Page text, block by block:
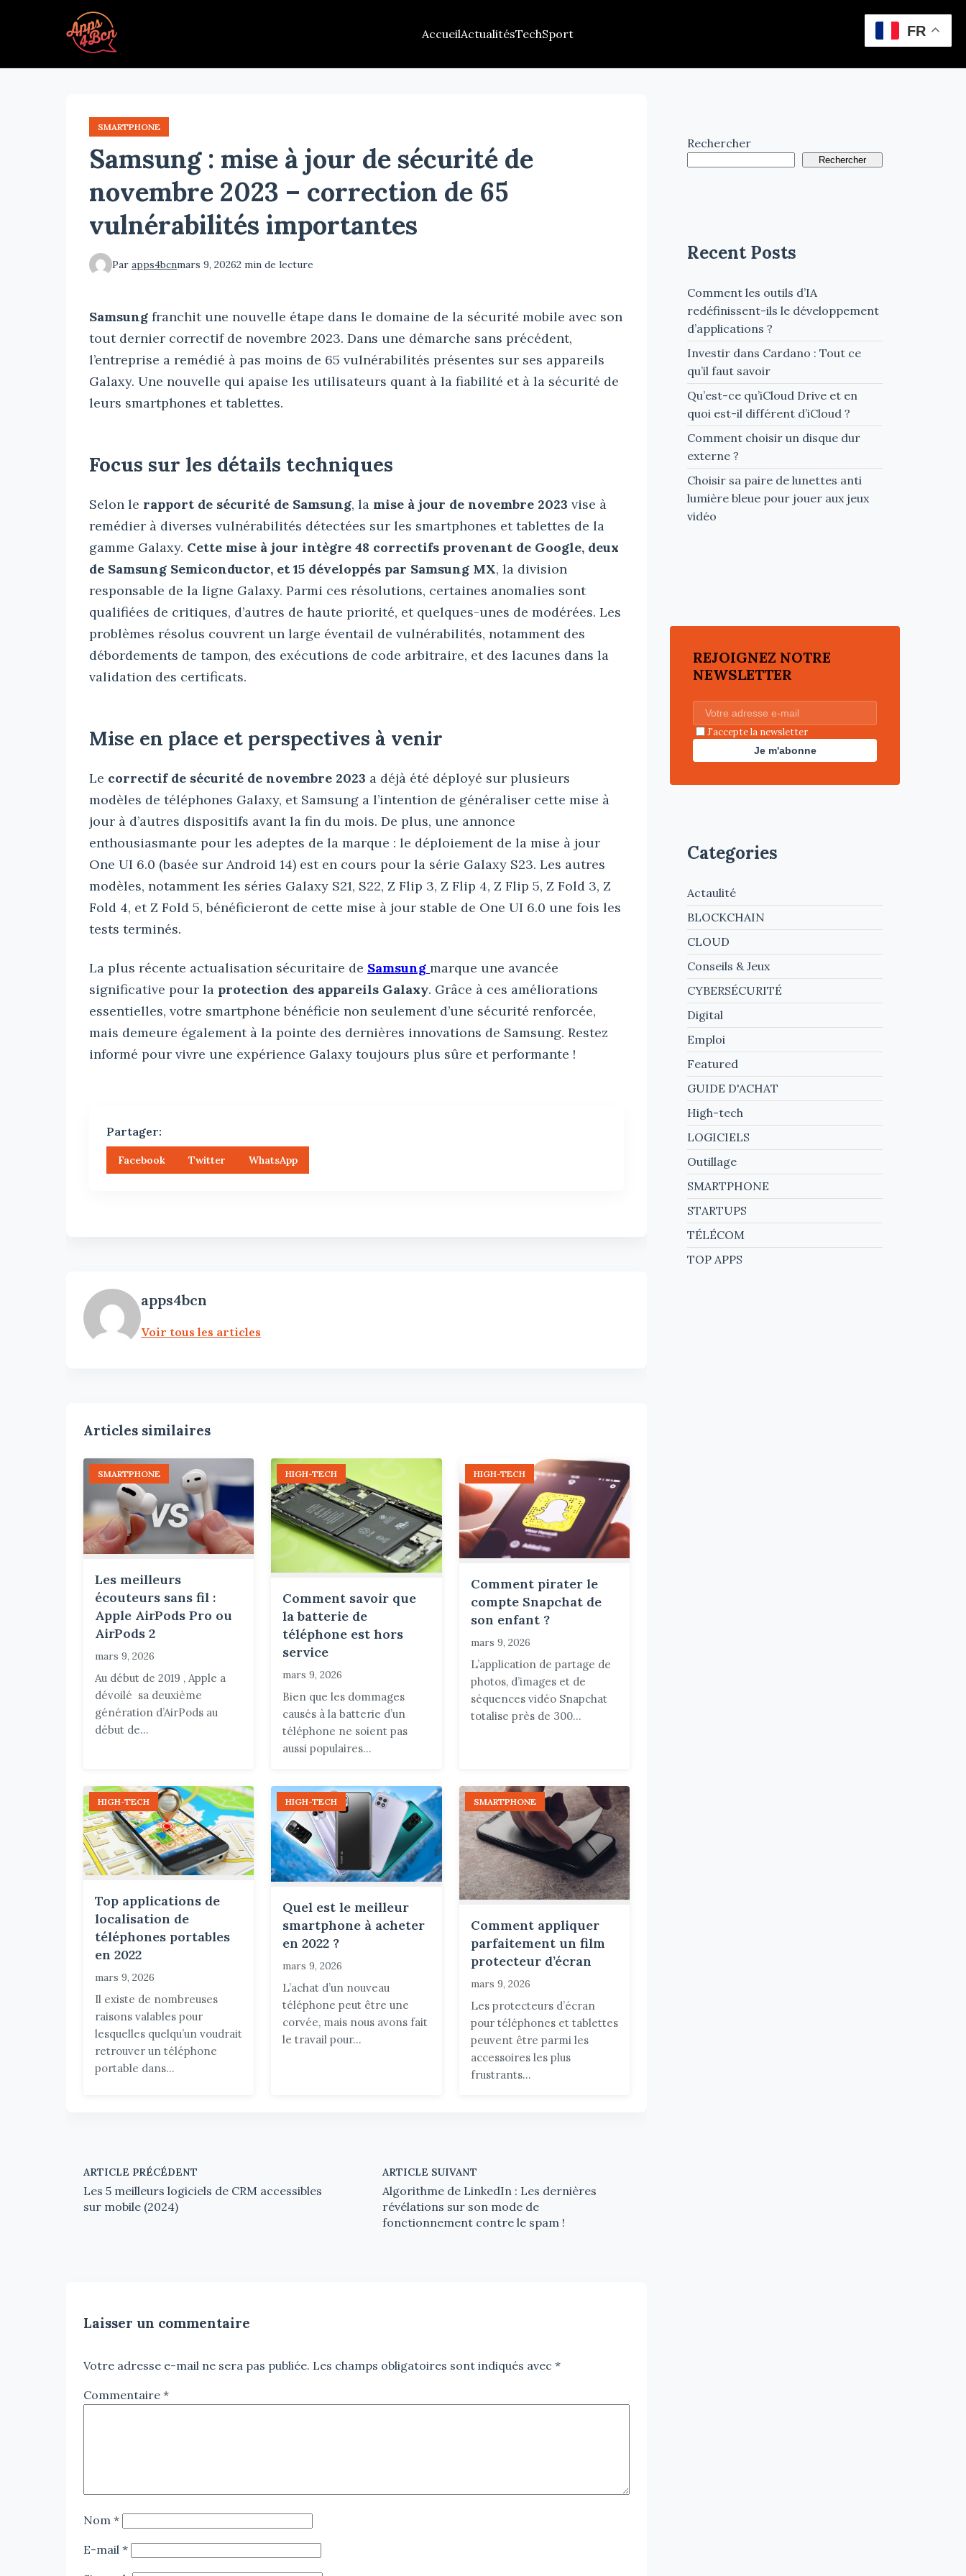
AccueilActualitésTechSport
SMARTPHONE
Samsung : mise à jour de sécurité de
novembre 2023 – correction de 65
vulnérabilités importantes
Par apps4bcnmars 9, 20262 min de lecture
Samsung franchit une nouvelle étape dans le domaine de la sécurité mobile avec son
tout dernier correctif de novembre 2023. Dans une démarche sans précédent,
l’entreprise a remédié à pas moins de 65 vulnérabilités présentes sur ses appareils
Galaxy. Une nouvelle qui apaise les utilisateurs quant à la fiabilité et à la sécurité de
leurs smartphones et tablettes.
Focus sur les détails techniques
Selon le rapport de sécurité de Samsung, la mise à jour de novembre 2023 vise à
remédier à diverses vulnérabilités détectées sur les smartphones et tablettes de la
gamme Galaxy. Cette mise à jour intègre 48 correctifs provenant de Google, deux
de Samsung Semiconductor, et 15 développés par Samsung MX, la division
responsable de la ligne Galaxy. Parmi ces résolutions, certaines anomalies sont
qualifiées de critiques, d’autres de haute priorité, et quelques-unes de modérées. Les
problèmes résolus couvrent un large éventail de vulnérabilités, notamment des
débordements de tampon, des exécutions de code arbitraire, et des lacunes dans la
validation des certificats.
Mise en place et perspectives à venir
Le correctif de sécurité de novembre 2023 a déjà été déployé sur plusieurs
modèles de téléphones Galaxy, et Samsung a l’intention de généraliser cette mise à
jour à d’autres dispositifs avant la fin du mois. De plus, une annonce
enthousiasmante pour les adeptes de la marque : le déploiement de la mise à jour
One UI 6.0 (basée sur Android 14) est en cours pour la série Galaxy S23. Les autres
modèles, notamment les séries Galaxy S21, S22, Z Flip 3, Z Flip 4, Z Flip 5, Z Fold 3, Z
Fold 4, et Z Fold 5, bénéficieront de cette mise à jour stable de One UI 6.0 une fois les
tests terminés.
La plus récente actualisation sécuritaire de Samsung marque une avancée
significative pour la protection des appareils Galaxy. Grâce à ces améliorations
essentielles, votre smartphone bénéficie non seulement d’une sécurité renforcée,
mais demeure également à la pointe des dernières innovations de Samsung. Restez
informé pour vivre une expérience Galaxy toujours plus sûre et performante !
Partager:
Facebook Twitter WhatsApp
apps4bcn
Voir tous les articles
Articles similaires
SMARTPHONE
Les meilleurs
écouteurs sans fil :
Apple AirPods Pro ou
AirPods 2
mars 9, 2026
Au début de 2019 , Apple a
dévoilé sa deuxième
génération d’AirPods au
début de...
HIGH-TECH
Comment savoir que
la batterie de
téléphone est hors
service
mars 9, 2026
Bien que les dommages
causés à la batterie d’un
téléphone ne soient pas
aussi populaires...
HIGH-TECH
Comment pirater le
compte Snapchat de
son enfant ?
mars 9, 2026
L’application de partage de
photos, d’images et de
séquences vidéo Snapchat
totalise près de 300...
HIGH-TECH
Top applications de
localisation de
téléphones portables
en 2022
mars 9, 2026
Il existe de nombreuses
raisons valables pour
lesquelles quelqu’un voudrait
retrouver un téléphone
portable dans...
HIGH-TECH
Quel est le meilleur
smartphone à acheter
en 2022 ?
mars 9, 2026
L’achat d’un nouveau
téléphone peut être une
corvée, mais nous avons fait
le travail pour...
SMARTPHONE
Comment appliquer
parfaitement un film
protecteur d’écran
mars 9, 2026
Les protecteurs d’écran
pour téléphones et tablettes
peuvent être parmi les
accessoires les plus
frustrants...
ARTICLE PRÉCÉDENT
Les 5 meilleurs logiciels de CRM accessibles
sur mobile (2024)
ARTICLE SUIVANT
Algorithme de LinkedIn : Les dernières
révélations sur son mode de
fonctionnement contre le spam !
Laisser un commentaire
Votre adresse e-mail ne sera pas publiée. Les champs obligatoires sont indiqués avec *
Commentaire *
Nom *
E-mail *
Rechercher
Rechercher
Recent Posts
Comment les outils d’IA
redéfinissent-ils le développement
d’applications ?
Investir dans Cardano : Tout ce
qu’il faut savoir
Qu’est-ce qu’iCloud Drive et en
quoi est-il différent d’iCloud ?
Comment choisir un disque dur
externe ?
Choisir sa paire de lunettes anti
lumière bleue pour jouer aux jeux
vidéo
REJOIGNEZ NOTRE
NEWSLETTER
J'accepte la newsletter
Je m'abonne
Categories
Actaulité
BLOCKCHAIN
CLOUD
Conseils & Jeux
CYBERSÉCURITÉ
Digital
Emploi
Featured
GUIDE D'ACHAT
High-tech
LOGICIELS
Outillage
SMARTPHONE
STARTUPS
TÉLÉCOM
TOP APPS
FR